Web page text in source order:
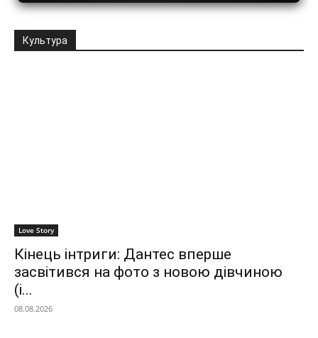
Культура
Love Story
Кінець інтриги: Дантес вперше
засвітився на фото з новою дівчиною
(і...
08.08.2026